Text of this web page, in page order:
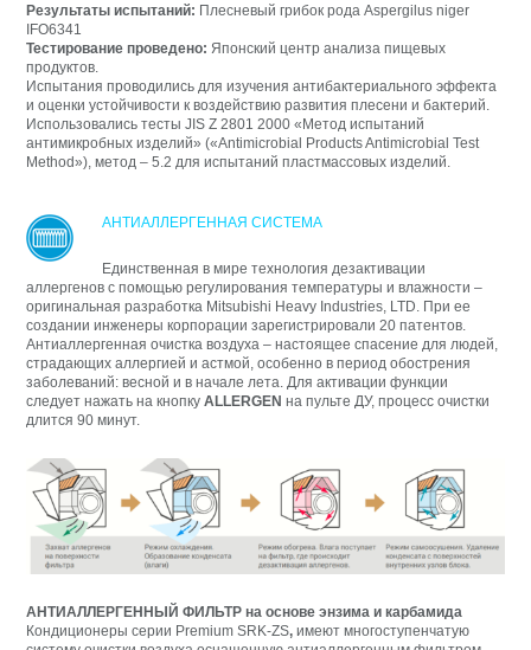
Результаты испытаний: Плесневый грибок рода Aspergilus niger
IFO6341
Тестирование проведено: Японский центр анализа пищевых
продуктов.
Испытания проводились для изучения антибактериального эффекта
и оценки устойчивости к воздействию развития плесени и бактерий.
Использовались тесты JIS Z 2801 2000 «Метод испытаний
антимикробных изделий» («Antimicrobial Products Antimicrobial Test
Method»), метод – 5.2 для испытаний пластмассовых изделий.
АНТИАЛЛЕРГЕННАЯ СИСТЕМА
Единственная в мире технология дезактивации
аллергенов с помощью регулирования температуры и влажности –
оригинальная разработка Mitsubishi Heavy Industries, LTD. При ее
создании инженеры корпорации зарегистрировали 20 патентов.
Антиаллергенная очистка воздуха – настоящее спасение для людей,
страдающих аллергией и астмой, особенно в период обострения
заболеваний: весной и в начале лета. Для активации функции
следует нажать на кнопкуALLERGEN на пульте ДУ, процесс очистки
длится 90 минут.
АНТИАЛЛЕРГЕННЫЙ ФИЛЬТР на основе энзима и карбамида
Кондиционеры серии Premium SRK-ZS, имеют многоступенчатую